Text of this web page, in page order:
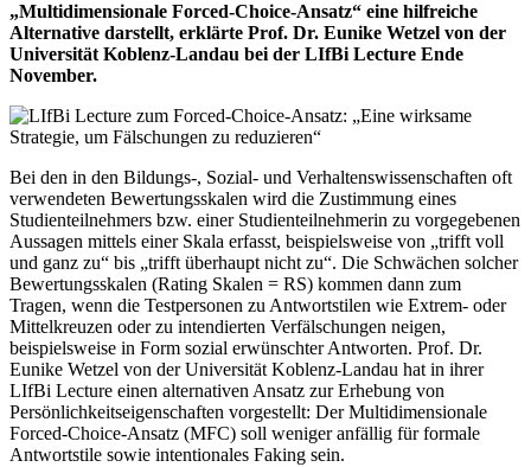
„Multidimensionale Forced-Choice-Ansatz“ eine hilfreiche
Alternative darstellt, erklärte Prof. Dr. Eunike Wetzel von der
Universität Koblenz-Landau bei der LIfBi Lecture Ende
November.
Bei den in den Bildungs-, Sozial- und Verhaltenswissenschaften oft
verwendeten Bewertungsskalen wird die Zustimmung eines
Studienteilnehmers bzw. einer Studienteilnehmerin zu vorgegebenen
Aussagen mittels einer Skala erfasst, beispielsweise von „trifft voll
und ganz zu“ bis „trifft überhaupt nicht zu“. Die Schwächen solcher
Bewertungsskalen (Rating Skalen = RS) kommen dann zum
Tragen, wenn die Testpersonen zu Antwortstilen wie Extrem- oder
Mittelkreuzen oder zu intendierten Verfälschungen neigen,
beispielsweise in Form sozial erwünschter Antworten. Prof. Dr.
Eunike Wetzel von der Universität Koblenz-Landau hat in ihrer
LIfBi Lecture einen alternativen Ansatz zur Erhebung von
Persönlichkeitseigenschaften vorgestellt: Der Multidimensionale
Forced-Choice-Ansatz (MFC) soll weniger anfällig für formale
Antwortstile sowie intentionales Faking sein.